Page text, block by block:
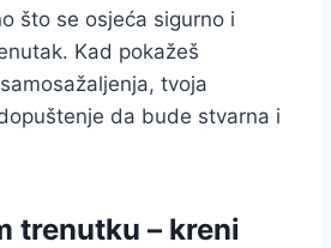
što se osjeća sigurno i
Kad pokažeš
tvoja
da bude stvarna i
trenutku – kreni